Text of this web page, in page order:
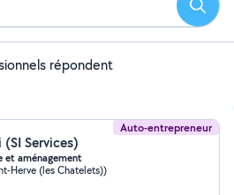
répondent
Auto-entrepreneur
Services)
et aménagement
Herve (les Chatelets))